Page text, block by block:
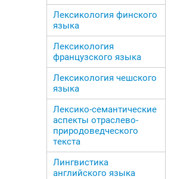
Лексикология финского
языка
Лексикология
французского языка
Лексикология чешского
языка
Лексико-семантические
аспекты отраслево-
природоведческого
текста
Лингвистика
английского языка